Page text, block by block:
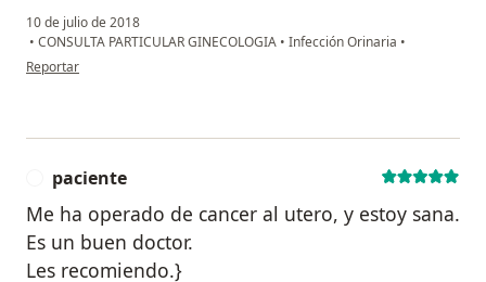
10 de julio de 2018
• CONSULTA PARTICULAR GINECOLOGIA • Infección Orinaria •
en opinión del usuario Cuenta eliminada
Reportar
paciente
Me ha operado de cancer al utero, y estoy sana.
Es un buen doctor.
Les recomiendo.}